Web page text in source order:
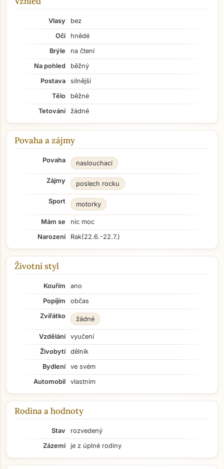
Vlasy
bez
Oči
hnědé
Brýle
na čtení
Na pohled
běžný
Postava
silnější
Tělo
běžné
Tetování
žádné
Povaha a zájmy
Povaha naslouchací
Zájmy poslech rocku
Sport motorky
Mám se
nic moc
Narození
Rak(22.6.-22.7.)
Životní styl
Kouřím
ano
Popíjím
občas
Zvířátko
žádné
Vzdělání
vyučení
Živobytí
dělník
Bydlení
ve svém
Automobil
vlastním
Rodina a hodnoty
Stav
rozvedený
Zázemí
je z úplné rodiny